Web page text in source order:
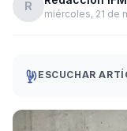
R
miércoles, 21 de
ESCUCHAR